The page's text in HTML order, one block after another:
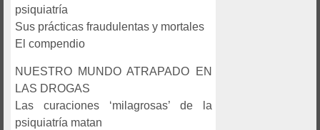
psiquiatría
Sus prácticas fraudulentas y mortales
El compendio
NUESTRO MUNDO ATRAPADO EN
LAS DROGAS
Las curaciones ‘milagrosas’ de la
psiquiatría matan